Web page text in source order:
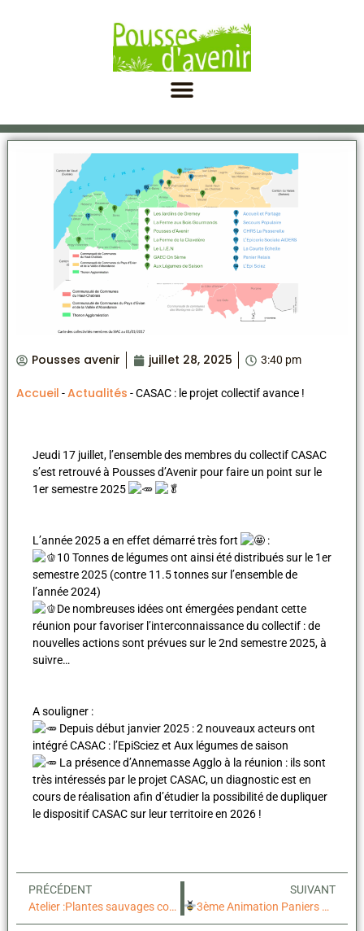
Pousses avenir juillet 28, 2025 3:40 pm
Accueil -Actualités -CASAC : le projet collectif avance !
Jeudi 17 juillet, l’ensemble des membres du collectif CASAC
s’est retrouvé à Pousses d’Avenir pour faire un point sur le
1er semestre 2025
L’année 2025 a en effet démarré très fort
:
10 Tonnes de légumes ont ainsi été distribués sur le 1er
semestre 2025 (contre 11.5 tonnes sur l’ensemble de
l’année 2024)
De nombreuses idées ont émergées pendant cette
réunion pour favoriser l’interconnaissance du collectif : de
nouvelles actions sont prévues sur le 2nd semestre 2025, à
suivre…
A souligner :
Depuis début janvier 2025 : 2 nouveaux acteurs ont
intégré CASAC : l’EpiSciez et Aux légumes de saison
La présence d’Annemasse Agglo à la réunion : ils sont
très intéressés par le projet CASAC, un diagnostic est en
cours de réalisation afin d’étudier la possibilité de dupliquer
le dispositif CASAC sur leur territoire en 2026 !
PRÉCÉDENT
Atelier :Plantes sauvages comestibles
SUIVANT
3ème Animation Paniers Solidaires de l’année : atelier extraction de miel